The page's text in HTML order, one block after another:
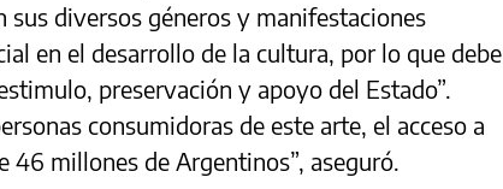
sus diversos géneros y manifestaciones
en el desarrollo de la cultura, por lo que debe
preservación y apoyo del Estado”.
consumidoras de este arte, el acceso a
46 millones de Argentinos”, aseguró.